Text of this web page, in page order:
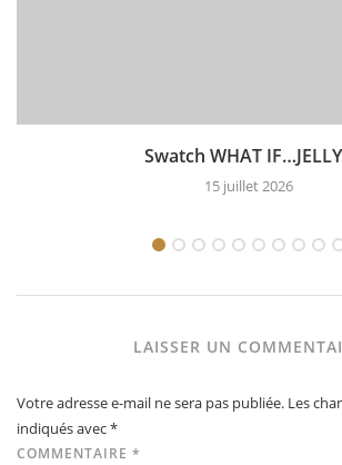
Swatch WHAT
15 juillet 2026
LAISSER UN
Votre adresse e-mail ne sera pas publiée. Les
indiqués avec*
COMMENTAIRE *